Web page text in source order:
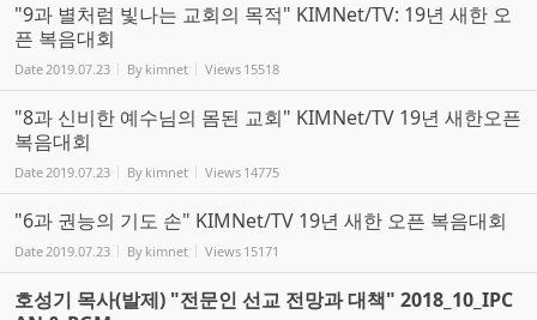
"9과 별처럼 빛나는 교회의 목적" KIMNet/TV: 19년 새한 오
픈 복음대회
Date2019.07.23 By kimnet Views 15518
"8과 신비한 예수님의 몸된 교회" KIMNet/TV 19년 새한오픈
복음대회
Date2019.07.23 By kimnet Views 14775
"6과 권능의 기도 손" KIMNet/TV 19년 새한 오픈 복음대회
Date2019.07.23 By kimnet Views 15171
호성기 목사(발제) "전문인 선교 전망과 대책" 2018_10_IPC